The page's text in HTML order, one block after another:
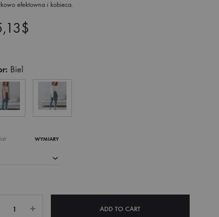
efektowna i kobieca.
$
Biel
WYMIARY
ADD TO CART